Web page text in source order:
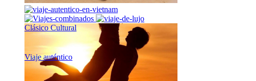
Clásico Cultural
Viaje auténtico